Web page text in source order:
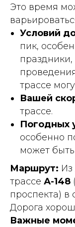
Это время
Условий
пик,
трассе
Вашей
трассе.
Погодных
особенно
может
Маршрут:
трассе А-148
проспекта) в
Дорога
Важные